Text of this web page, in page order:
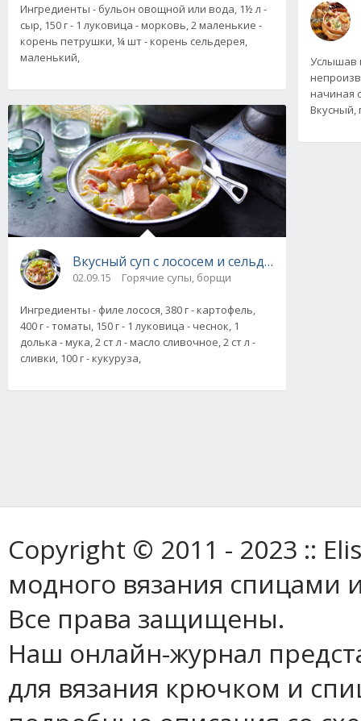
Ингредиенты - бульон овощной или вода, 1½ л -
сыр, 150 г - 1 луковица - морковь, 2 маленькие -
корень петрушки, ¼ шт - корень сельдерея,
маленький,
Вкусный суп с лососем и сельдереем, рецепт
02.09.15 Горячие супы, борщи
Ингредиенты - филе лосося, 380 г - картофель,
400 г - томаты, 150 г - 1 луковица - чеснок, 1
долька - мука, 2 ст л - масло сливочное, 2 ст л -
сливки, 100 г - кукуруза,
Услышав
начиная
Вкусный,
Copyright © 2011 - 2023 ::
модного вязания спицами
Все права защищены.
Наш онлайн-журнал
для вязания крючком и